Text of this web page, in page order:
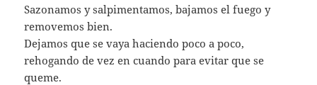
Sazonamos y salpimentamos, bajamos el fuego y
removemos bien.
Dejamos que se vaya haciendo poco a poco,
rehogando de vez en cuando para evitar que se
queme.